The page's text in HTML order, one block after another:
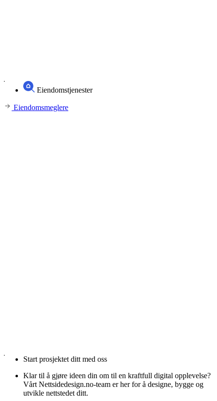
Eiendomstjenester
Eiendomsmeglere
Start prosjektet ditt med oss
Klar til å gjøre ideen din om til en kraftfull digital opplevelse?
Vårt Nettsidedesign.no-team er her for å designe, bygge og
utvikle nettstedet ditt.